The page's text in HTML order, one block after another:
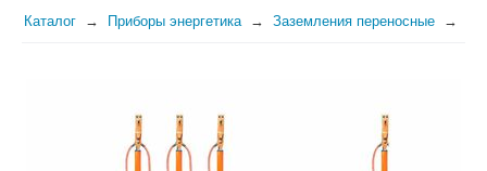
Каталог Приборы энергетика Заземления переносные